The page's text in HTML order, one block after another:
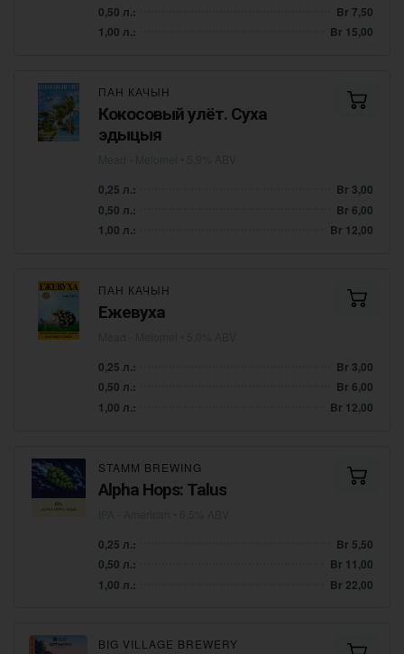
0,50 л.:
Br 7,50
1,00 л.:
Br 15,00
ПАН КАЧЫН
Кокосовый улёт. Cуха
эдыцыя
0,25 л.:
Br 3,00
0,50 л.:
Br 6,00
1,00 л.:
Br 12,00
ПАН КАЧЫН
Ежевуха
0,25 л.:
Br 3,00
0,50 л.:
Br 6,00
1,00 л.:
Br 12,00
STAMM BREWING
Alpha Hops: Talus
0,25 л.:
Br 5,50
0,50 л.:
Br 11,00
1,00 л.:
Br 22,00
BIG VILLAGE BREWERY